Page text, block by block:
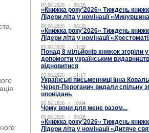
07.08.2026 | 08:20
«Книжка року’2026» Тиждень
Лідери літа у номінації
06.08.2026 | 08:20
«Книжка року’2026» Тиждень
Лідери літа у номінації
05.08.2026 | 11:26
Понад 8 мільйонів книжок згоріли
допомогти українським
відновитися
05.08.2026 | 11:17
Українські письменниці Інна
Череп-Пероганич видали спільну
оповідань
05.08.2026 | 10:04
Чому вони для мене разом...
05.08.2026 | 08:28
«Книжка року’2026» Тиждень
Лідери літа у номінації «Дитяче